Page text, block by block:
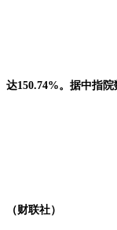
达150.74%。据中指
（财联社）